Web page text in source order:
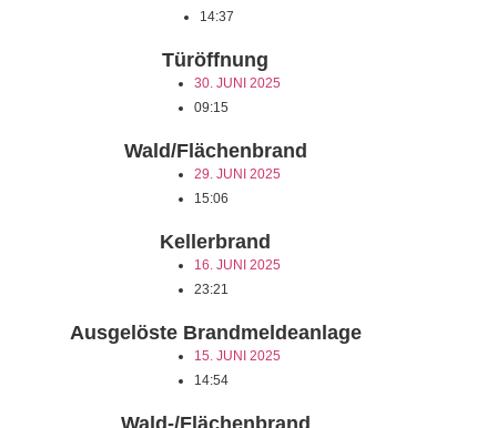
14:37
Türöffnung
30. JUNI 2025
09:15
Wald/Flächenbrand
29. JUNI 2025
15:06
Kellerbrand
16. JUNI 2025
23:21
Ausgelöste Brandmeldeanlage
15. JUNI 2025
14:54
Wald-/Flächenbrand